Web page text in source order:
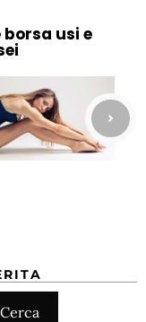
borsa usi e
Cerca